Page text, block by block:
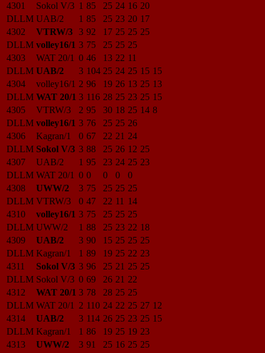
4301
Sokol V/3 1 85 25 24 16 20
DLLM UAB/2 1 85 25 23 20 17
4302
VTRW/3 3 92 17 25 25 25
DLLM volley16/1 3 75 25 25 25
4303
WAT 20/1 0 46 13 22 11
DLLM UAB/2 3 104 25 24 25 15 15
4304
volley16/1 2 96 19 26 13 25 13
DLLM WAT 20/1 3 116 28 25 23 25 15
4305
VTRW/3 2 95 30 18 25 14 8
DLLM volley16/1 3 76 25 25 26
4306
Kagran/1 0 67 22 21 24
DLLM Sokol V/3 3 88 25 26 12 25
4307
UAB/2 1 95 23 24 25 23
DLLM WAT 20/1 0 0 0 0
0
4308
UWW/2 3 75 25 25 25
DLLM VTRW/3 0 47 22 11 14
4310
volley16/1 3 75 25 25 25
DLLM UWW/2 1 88 25 23 22 18
4309
UAB/2 3 90 15 25 25 25
DLLM Kagran/1 1 89 19 25 22 23
4311
Sokol V/3 3 96 25 21 25 25
DLLM Sokol V/3 0 69 26 21 22
4312
WAT 20/1 3 78 28 25 25
DLLM WAT 20/1 2 110 24 22 25 27 12
4314
UAB/2 3 114 26 25 23 25 15
DLLM Kagran/1 1 86 19 25 19 23
4313
UWW/2 3 91 25 16 25 25